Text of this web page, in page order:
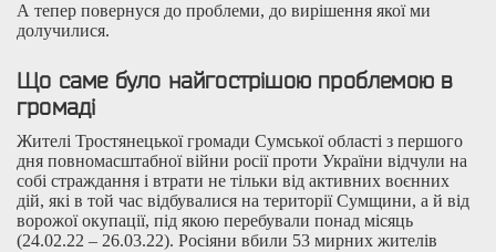
А тепер повернуся до проблеми, до вирішення якої ми
долучилися.
Що саме було найгострішою проблемою в
громаді
Жителі Тростянецької громади Сумської області з першого
дня повномасштабної війни росії проти України відчули на
собі страждання і втрати не тільки від активних воєнних
дій, які в той час відбувалися на території Сумщини, а й від
ворожої окупації, під якою перебували понад місяць
(24.02.22 – 26.03.22). Росіяни вбили 53 мирних жителів